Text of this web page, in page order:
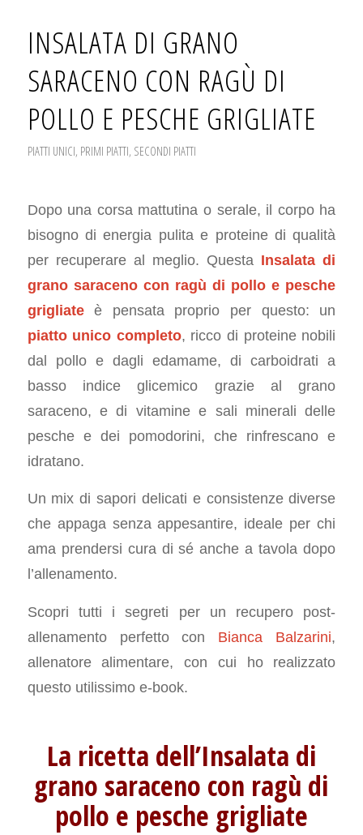
INSALATA DI GRANO
SARACENO CON RAGÙ DI
POLLO E PESCHE GRIGLIATE
PIATTI UNICI, PRIMI PIATTI, SECONDI PIATTI
Dopo una corsa mattutina o serale, il corpo ha
bisogno di energia pulita e proteine di qualità
per recuperare al meglio. Questa Insalata di
grano saraceno con ragù di pollo e pesche
grigliateè pensata proprio per questo: un
piatto unico completo, ricco di proteine nobili
dal pollo e dagli edamame, di carboidrati a
basso indice glicemico grazie al grano
saraceno, e di vitamine e sali minerali delle
pesche e dei pomodorini, che rinfrescano e
idratano.
Un mix di sapori delicati e consistenze diverse
che appaga senza appesantire, ideale per chi
ama prendersi cura di sé anche a tavola dopo
l’allenamento.
Scopri tutti i segreti per un recupero post-
allenamento perfetto con Bianca Balzarini,
allenatore alimentare, con cui ho realizzato
questo utilissimo e-book.
La ricetta dell’Insalata di
grano saraceno con ragù di
pollo e pesche grigliate